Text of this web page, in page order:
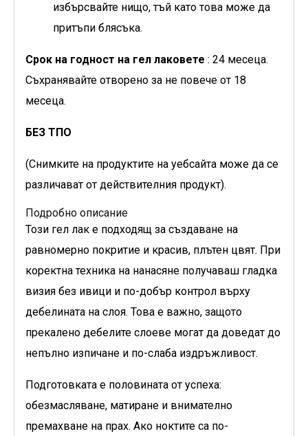
избърсвайте нищо, тъй като това може да
притъпи блясъка.
Срок на годност на гел лаковете : 24 месеца.
Съхранявайте отворено за не повече от 18
месеца.
БЕЗ ТПО
(Снимките на продуктите на уебсайта може да се
различават от действителния продукт).
Подробно описание
Този гел лак е подходящ за създаване на
равномерно покритие и красив, плътен цвят. При
коректна техника на нанасяне получаваш гладка
визия без ивици и по-добър контрол върху
дебелината на слоя. Това е важно, защото
прекалено дебелите слоеве могат да доведат до
непълно изпичане и по-слаба издръжливост.
Подготовката е половината от успеха:
обезмасляване, матиране и внимателно
премахване на прах. Ако ноктите са по-